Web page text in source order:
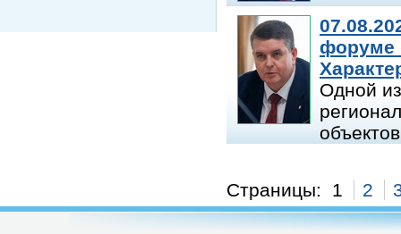
форуме
Одной
Страницы: 1 2